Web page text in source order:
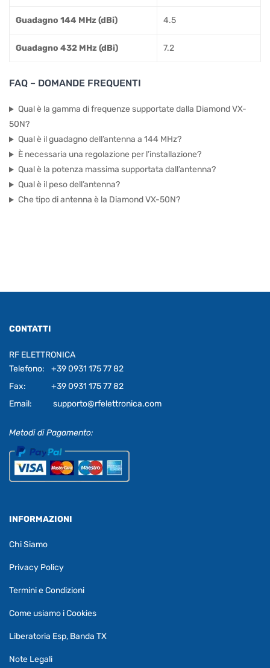
Guadagno 144 MHz (dBi) 4.5
Guadagno 432 MHz (dBi) 7.2
FAQ – DOMANDE FREQUENTI
Qual è la gamma di frequenze supportate dalla Diamond VX-
50N?
Qual è il guadagno dell’antenna a 144 MHz?
È necessaria una regolazione per l’installazione?
Qual è la potenza massima supportata dall’antenna?
Qual è il peso dell’antenna?
Che tipo di antenna è la Diamond VX-50N?
CONTATTI
RF ELETTRONICA
Telefono:
+39 0931 175 77 82
Fax:
+39 0931 175 77 82
Email:
supporto@rfelettronica.com
Metodi di Pagamento:
INFORMAZIONI
Chi Siamo
Privacy Policy
Termini e Condizioni
Come usiamo i Cookies
Liberatoria Esp, Banda TX
Note Legali